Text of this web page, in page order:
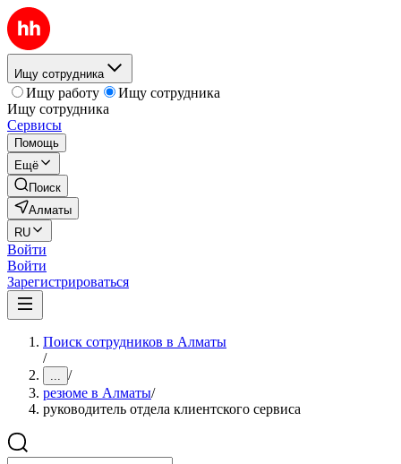
Ищу сотрудника
Ищу работу
Ищу сотрудника
Ищу сотрудника
Сервисы
Помощь
Ещё
Поиск
Алматы
RU
Войти
Войти
Зарегистрироваться
Поиск сотрудников в Алматы
/
... /
резюме в Алматы/
руководитель отдела клиентского сервиса